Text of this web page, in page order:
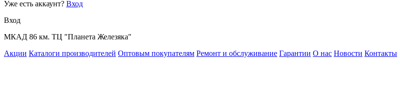
Уже есть аккаунт? Вход
Вход
МКАД 86 км. ТЦ "Планета Железяка"
Акции Каталоги производителей Оптовым покупателям Ремонт и обслуживание Гарантии О нас Новости Контакты